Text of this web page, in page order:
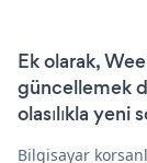
Ek olarak,
güncellemek
olasılıkla yeni
Bilgisayar